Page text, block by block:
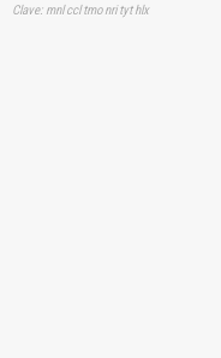
Clave: mnl ccl tmo nri tyt hlx